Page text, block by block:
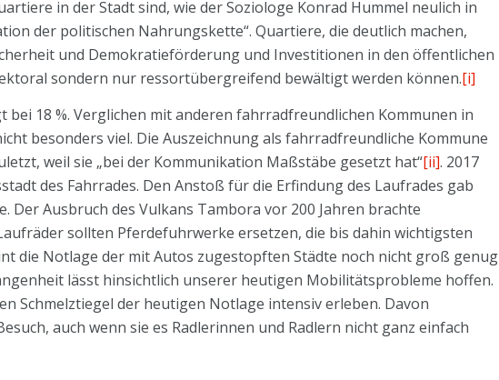
in der Stadt sind, wie der Soziologe Konrad Hummel neulich in
der politischen Nahrungskette“. Quartiere, die deutlich machen,
und Demokratieförderung und Investitionen in den öffentlichen
sondern nur ressortübergreifend bewältigt werden können.[i]
bei 18 %. Verglichen mit anderen fahrradfreundlichen Kommunen in
besonders viel. Die Auszeichnung als fahrradfreundliche Kommune
weil sie „bei der Kommunikation Maßstäbe gesetzt hat“[ii]. 2017
des Fahrrades. Den Anstoß für die Erfindung des Laufrades gab
Der Ausbruch des Vulkans Tambora vor 200 Jahren brachte
sollten Pferdefuhrwerke ersetzen, die bis dahin wichtigsten
die Notlage der mit Autos zugestopften Städte noch nicht groß genug
lässt hinsichtlich unserer heutigen Mobilitätsprobleme hoffen.
Schmelztiegel der heutigen Notlage intensiv erleben. Davon
auch wenn sie es Radlerinnen und Radlern nicht ganz einfach